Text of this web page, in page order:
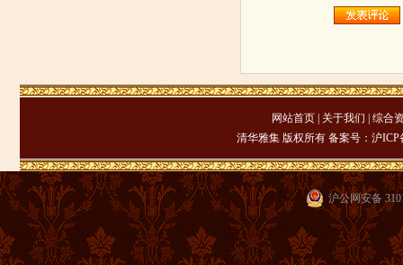
网站首页 关于我们
综合
清华雅集 版权所有 备案号： 沪ICP
沪公网安备